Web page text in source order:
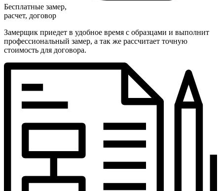
Бесплатные замер,
расчет, договор
Замерщик приедет в удобное время с образцами и выполнит
профессиональный замер, а так же рассчитает точную
стоимость для договора.